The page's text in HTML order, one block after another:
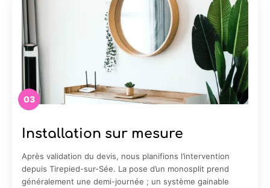
03
Installation sur mesure
Après validation du devis, nous planifions l’intervention
depuis Tirepied-sur-Sée. La pose d’un monosplit prend
généralement une demi-journée ; un système gainable